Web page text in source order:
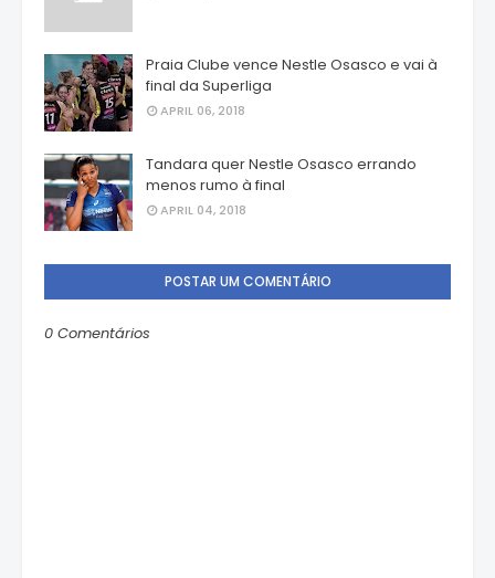
Praia Clube vence Nestle Osasco e vai à
final da Superliga
APRIL 06, 2018
Tandara quer Nestle Osasco errando
menos rumo à final
APRIL 04, 2018
POSTAR UM COMENTÁRIO
0 Comentários